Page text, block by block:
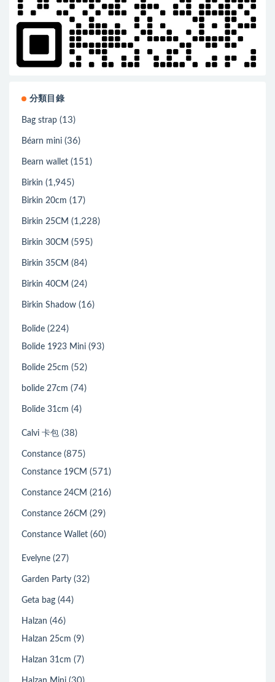
分類目錄
Bag strap (13)
Béarn mini (36)
Bearn wallet (151)
Birkin (1,945)
Birkin 20cm (17)
Birkin 25CM (1,228)
Birkin 30CM (595)
Birkin 35CM (84)
Birkin 40CM (24)
Birkin Shadow (16)
Bolide (224)
Bolide 1923 Mini (93)
Bolide 25cm (52)
bolide 27cm (74)
Bolide 31cm (4)
Calvi 卡包 (38)
Constance (875)
Constance 19CM (571)
Constance 24CM (216)
Constance 26CM (29)
Constance Wallet (60)
Evelyne (27)
Garden Party (32)
Geta bag (44)
Halzan (46)
Halzan 25cm (9)
Halzan 31cm (7)